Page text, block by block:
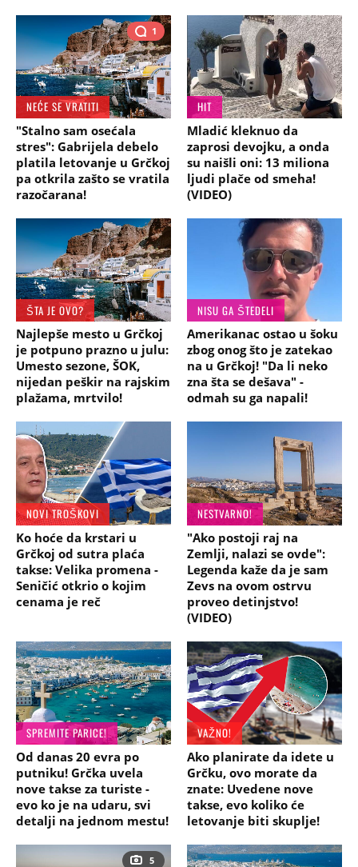
1
NEĆE SE VRATITI
"Stalno sam osećala
stres": Gabrijela debelo
platila letovanje u Grčkoj
pa otkrila zašto se vratila
razočarana!
HIT
Mladić kleknuo da
zaprosi devojku, a onda
su naišli oni: 13 miliona
ljudi plače od smeha!
(VIDEO)
ŠTA JE OVO?
Najlepše mesto u Grčkoj
je potpuno prazno u julu:
Umesto sezone, ŠOK,
nijedan peškir na rajskim
plažama, mrtvilo!
NISU GA ŠTEDELI
Amerikanac ostao u šoku
zbog onog što je zatekao
na u Grčkoj! "Da li neko
zna šta se dešava" -
odmah su ga napali!
NOVI TROŠKOVI
Ko hoće da krstari u
Grčkoj od sutra plaća
takse: Velika promena -
Seničić otkrio o kojim
cenama je reč
NESTVARNO!
"Ako postoji raj na
Zemlji, nalazi se ovde":
Legenda kaže da je sam
Zevs na ovom ostrvu
proveo detinjstvo!
(VIDEO)
SPREMITE PARICE!
Od danas 20 evra po
putniku! Grčka uvela
nove takse za turiste -
evo ko je na udaru, svi
detalji na jednom mestu!
VAŽNO!
Ako planirate da idete u
Grčku, ovo morate da
znate: Uvedene nove
takse, evo koliko će
letovanje biti skuplje!
5